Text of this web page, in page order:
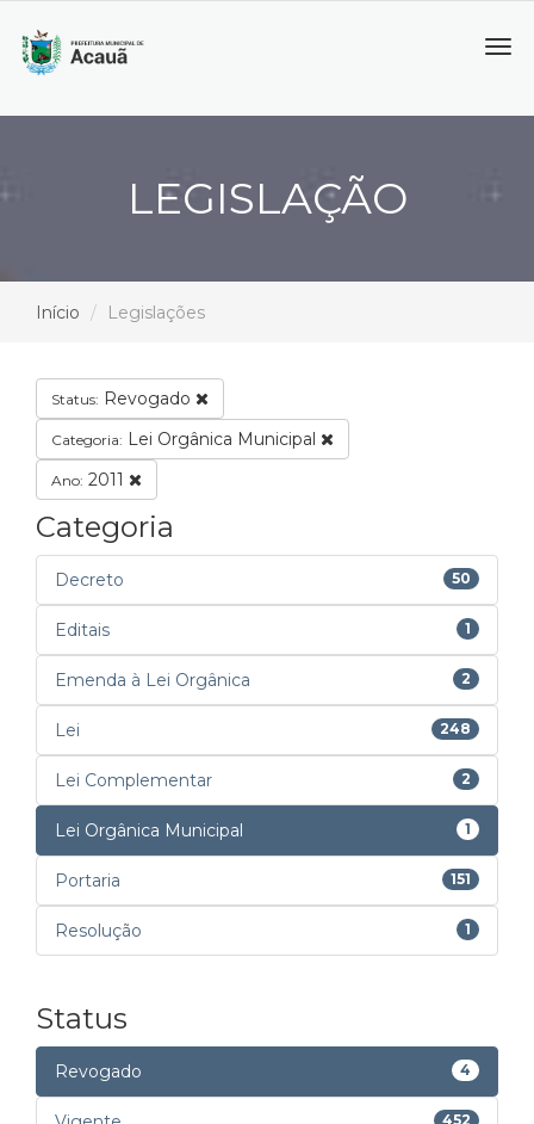
LEGISLAÇÃO
Início Legislações
Status: Revogado
Categoria: Lei Orgânica Municipal
Ano: 2011
Categoria
Decreto 50
Editais 1
Emenda à Lei Orgânica 2
Lei 248
Lei Complementar 2
Lei Orgânica Municipal 1
Portaria 151
Resolução 1
Status
Revogado 4
452